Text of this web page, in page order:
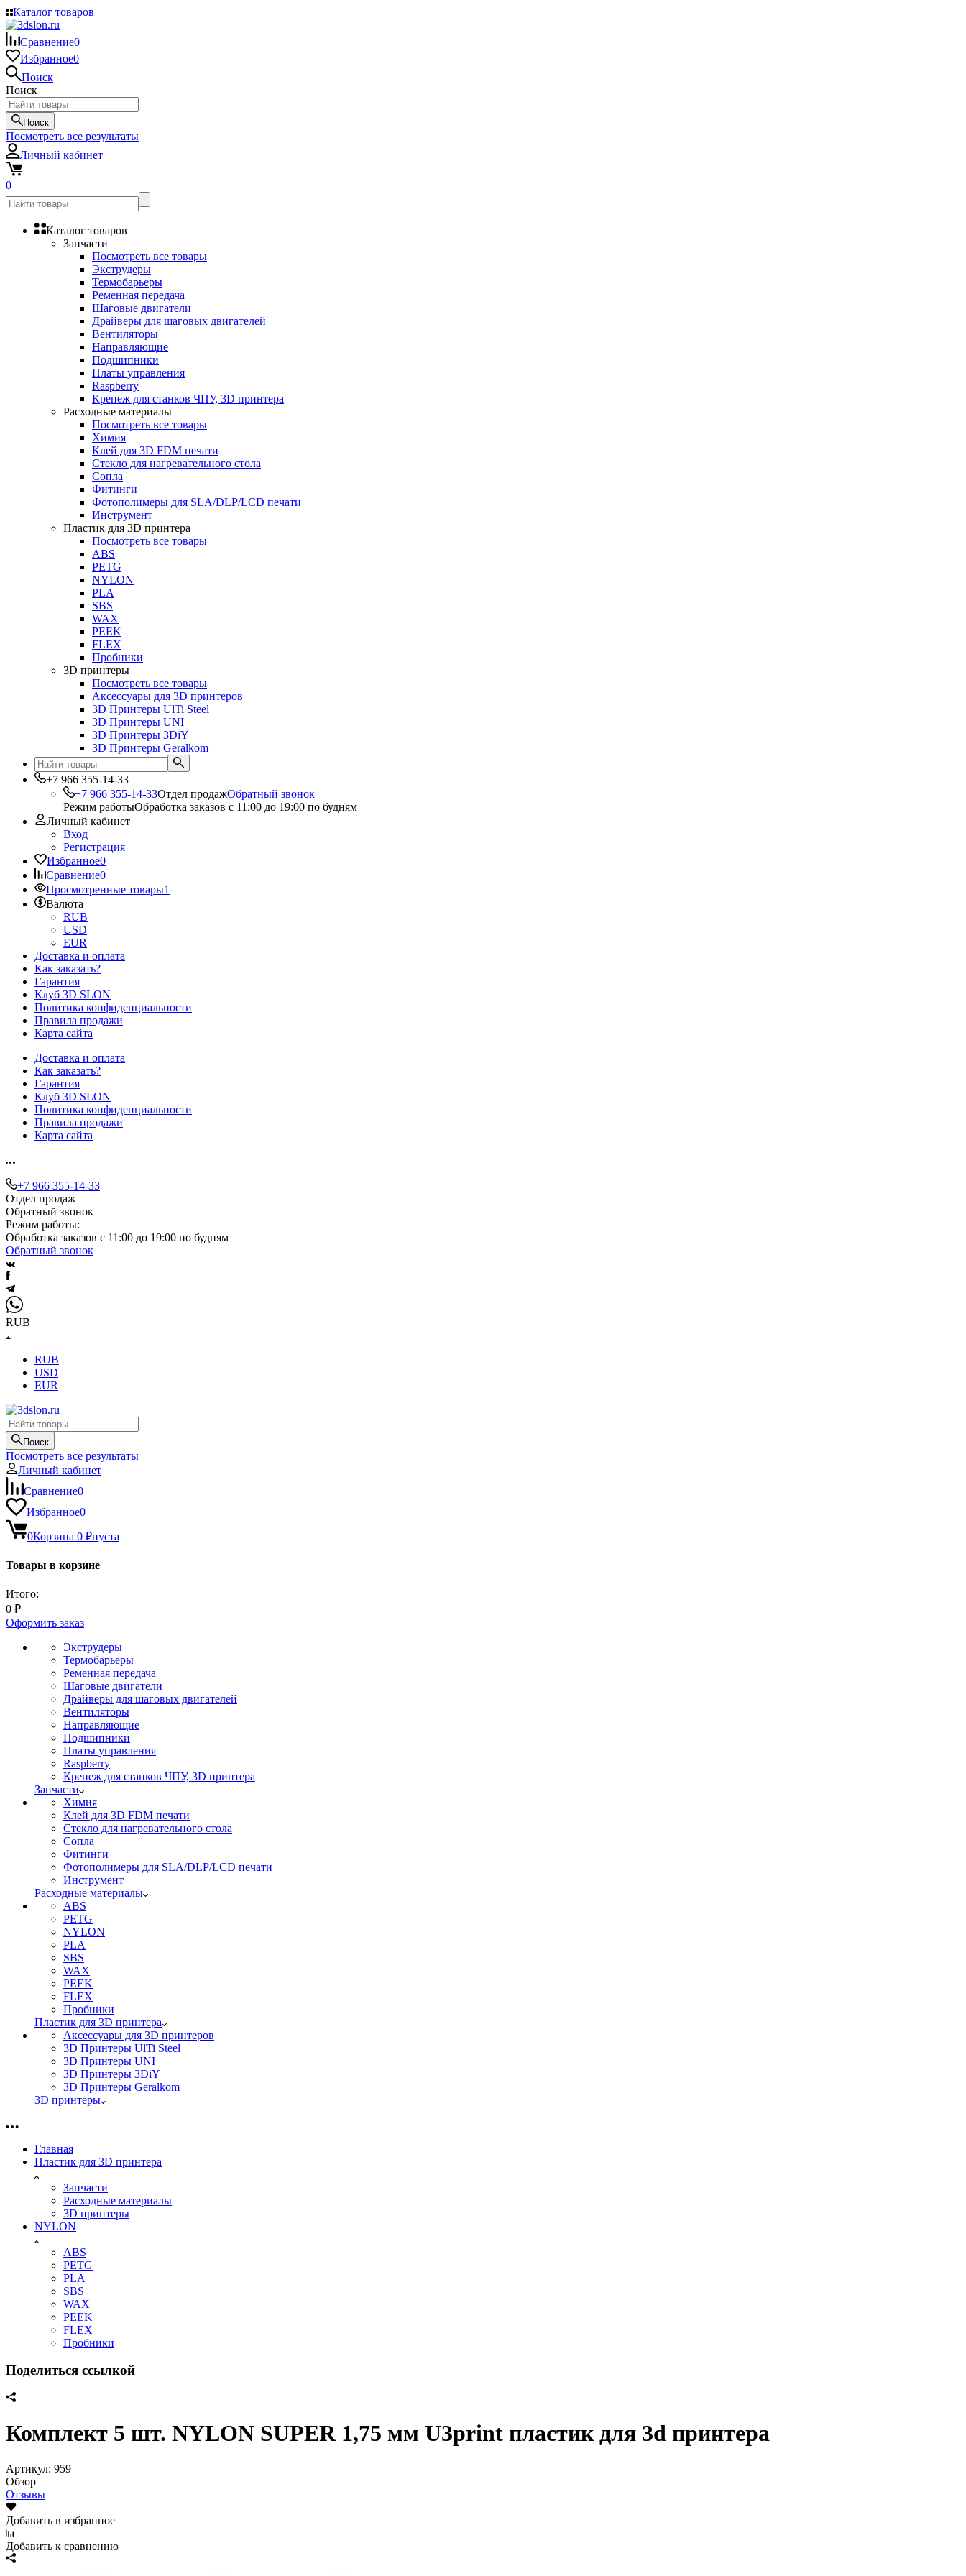
Каталог товаров
Сравнение0
Избранное0
Поиск
Поиск
Поиск
Посмотреть все результаты
Личный кабинет
0
Каталог товаров
Запчасти
Посмотреть все товары
Экструдеры
Термобарьеры
Ременная передача
Шаговые двигатели
Драйверы для шаговых двигателей
Вентиляторы
Направляющие
Подшипники
Платы управления
Raspberry
Крепеж для станков ЧПУ, 3D принтера
Расходные материалы
Посмотреть все товары
Химия
Клей для 3D FDM печати
Стекло для нагревательного стола
Сопла
Фитинги
Фотополимеры для SLA/DLP/LCD печати
Инструмент
Пластик для 3D принтера
Посмотреть все товары
ABS
PETG
NYLON
PLA
SBS
WAX
PEEK
FLEX
Пробники
3D принтеры
Посмотреть все товары
Аксессуары для 3D принтеров
3D Принтеры UlTi Steel
3D Принтеры UNI
3D Принтеры 3DiY
3D Принтеры Geralkom
+7 966 355-14-33
+7 966 355-14-33Отдел продажОбратный звонок
Режим работыОбработка заказов с 11:00 до 19:00 по будням
Личный кабинет
Вход
Регистрация
Избранное0
Сравнение0
Просмотренные товары1
Валюта
RUB
USD
EUR
Доставка и оплата
Как заказать?
Гарантия
Клуб 3D SLON
Политика конфиденциальности
Правила продажи
Карта сайта
Доставка и оплата
Как заказать?
Гарантия
Клуб 3D SLON
Политика конфиденциальности
Правила продажи
Карта сайта
+7 966 355-14-33
Отдел продаж
Обратный звонок
Режим работы:
Обработка заказов с 11:00 до 19:00 по будням
Обратный звонок
RUB
RUB
USD
EUR
Поиск
Посмотреть все результаты
Личный кабинет
Сравнение0
Избранное0
0Корзина 0 ₽пуста
Товары в корзине
Итого:
0 ₽
Оформить заказ
Экструдеры
Термобарьеры
Ременная передача
Шаговые двигатели
Драйверы для шаговых двигателей
Вентиляторы
Направляющие
Подшипники
Платы управления
Raspberry
Крепеж для станков ЧПУ, 3D принтера
Запчасти
Химия
Клей для 3D FDM печати
Стекло для нагревательного стола
Сопла
Фитинги
Фотополимеры для SLA/DLP/LCD печати
Инструмент
Расходные материалы
ABS
PETG
NYLON
PLA
SBS
WAX
PEEK
FLEX
Пробники
Пластик для 3D принтера
Аксессуары для 3D принтеров
3D Принтеры UlTi Steel
3D Принтеры UNI
3D Принтеры 3DiY
3D Принтеры Geralkom
3D принтеры
Главная
Пластик для 3D принтера
Запчасти
Расходные материалы
3D принтеры
NYLON
ABS
PETG
PLA
SBS
WAX
PEEK
FLEX
Пробники
Поделиться ссылкой
Комплект 5 шт. NYLON SUPER 1,75 мм U3print пластик для 3d принтера
Артикул: 959
Обзор
Отзывы
Добавить в избранное
Добавить к сравнению